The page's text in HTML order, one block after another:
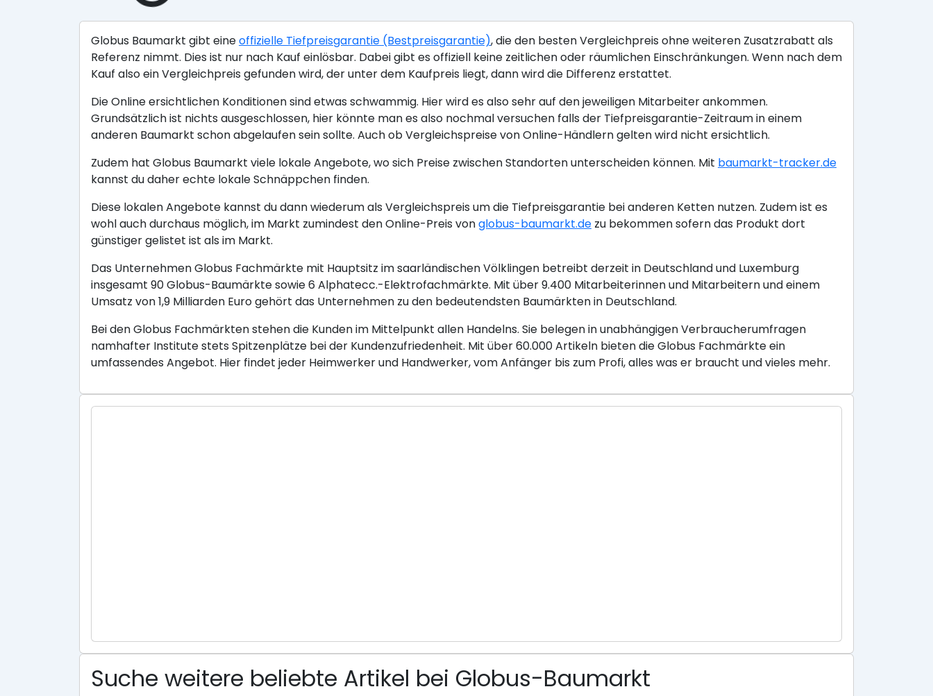
Globus Baumarkt gibt eineoffizielle Tiefpreisgarantie (Bestpreisgarantie), die den besten Vergleichpreis ohne weiteren Zusatzrabatt als
Referenz nimmt. Dies ist nur nach Kauf einlösbar. Dabei gibt es offiziell keine zeitlichen oder räumlichen Einschränkungen. Wenn nach dem
Kauf also ein Vergleichpreis gefunden wird, der unter dem Kaufpreis liegt, dann wird die Differenz erstattet.
Die Online ersichtlichen Konditionen sind etwas schwammig. Hier wird es also sehr auf den jeweiligen Mitarbeiter ankommen.
Grundsätzlich ist nichts ausgeschlossen, hier könnte man es also nochmal versuchen falls der Tiefpreisgarantie-Zeitraum in einem
anderen Baumarkt schon abgelaufen sein sollte. Auch ob Vergleichspreise von Online-Händlern gelten wird nicht ersichtlich.
Zudem hat Globus Baumarkt viele lokale Angebote, wo sich Preise zwischen Standorten unterscheiden können. Mit baumarkt-tracker.de
kannst du daher echte lokale Schnäppchen finden.
Diese lokalen Angebote kannst du dann wiederum als Vergleichspreis um die Tiefpreisgarantie bei anderen Ketten nutzen. Zudem ist es
wohl auch durchaus möglich, im Markt zumindest den Online-Preis vonglobus-baumarkt.de zu bekommen sofern das Produkt dort
günstiger gelistet ist als im Markt.
Das Unternehmen Globus Fachmärkte mit Hauptsitz im saarländischen Völklingen betreibt derzeit in Deutschland und Luxemburg
insgesamt 90 Globus-Baumärkte sowie 6 Alphatecc.-Elektrofachmärkte. Mit über 9.400 Mitarbeiterinnen und Mitarbeitern und einem
Umsatz von 1,9 Milliarden Euro gehört das Unternehmen zu den bedeutendsten Baumärkten in Deutschland.
Bei den Globus Fachmärkten stehen die Kunden im Mittelpunkt allen Handelns. Sie belegen in unabhängigen Verbraucherumfragen
namhafter Institute stets Spitzenplätze bei der Kundenzufriedenheit. Mit über 60.000 Artikeln bieten die Globus Fachmärkte ein
umfassendes Angebot. Hier findet jeder Heimwerker und Handwerker, vom Anfänger bis zum Profi, alles was er braucht und vieles mehr.
Suche weitere beliebte Artikel bei Globus-Baumarkt